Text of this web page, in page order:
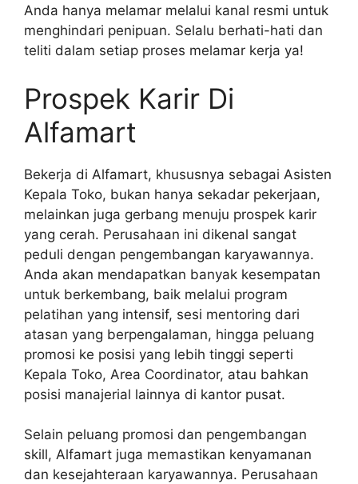
Anda hanya melamar melalui kanal resmi untuk
menghindari penipuan. Selalu berhati-hati dan
teliti dalam setiap proses melamar kerja ya!
Prospek Karir Di
Alfamart
Bekerja di Alfamart, khususnya sebagai Asisten
Kepala Toko, bukan hanya sekadar pekerjaan,
melainkan juga gerbang menuju prospek karir
yang cerah. Perusahaan ini dikenal sangat
peduli dengan pengembangan karyawannya.
Anda akan mendapatkan banyak kesempatan
untuk berkembang, baik melalui program
pelatihan yang intensif, sesi mentoring dari
atasan yang berpengalaman, hingga peluang
promosi ke posisi yang lebih tinggi seperti
Kepala Toko, Area Coordinator, atau bahkan
posisi manajerial lainnya di kantor pusat.
Selain peluang promosi dan pengembangan
skill, Alfamart juga memastikan kenyamanan
dan kesejahteraan karyawannya. Perusahaan